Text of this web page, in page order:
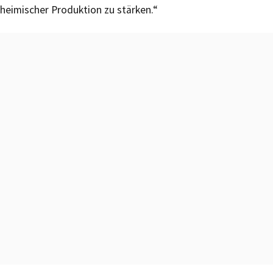
heimischer Produktion zu stärken.“